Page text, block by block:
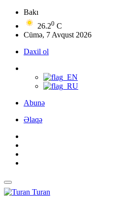
Bakı
26.20 C
Cümə, 7 Avqust 2026
Daxil ol
Abunə
Əlaqə
Turan